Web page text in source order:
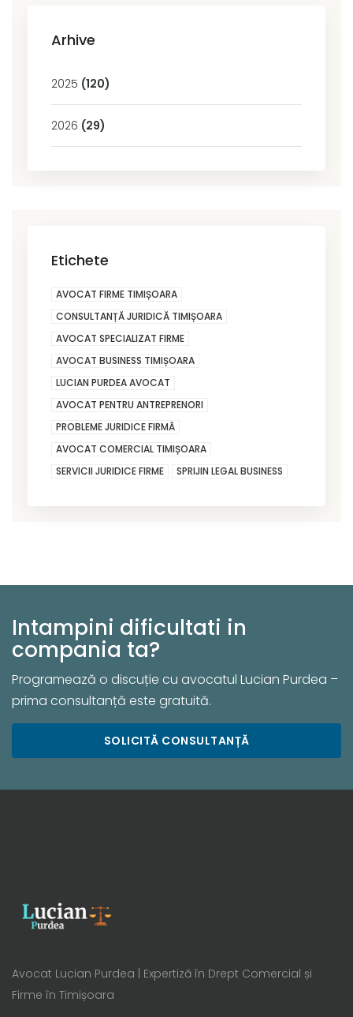
Arhive
2025 (120)
2026 (29)
Etichete
AVOCAT FIRME TIMIȘOARA
CONSULTANȚĂ JURIDICĂ TIMIȘOARA
AVOCAT SPECIALIZAT FIRME
AVOCAT BUSINESS TIMIȘOARA
LUCIAN PURDEA AVOCAT
AVOCAT PENTRU ANTREPRENORI
PROBLEME JURIDICE FIRMĂ
AVOCAT COMERCIAL TIMIȘOARA
SERVICII JURIDICE FIRME
SPRIJIN LEGAL BUSINESS
Intampini dificultati in
compania ta?
Programează o discuție cu avocatul Lucian Purdea –
prima consultanță este gratuită.
SOLICITĂ CONSULTANȚĂ
Avocat Lucian Purdea | Expertiză în Drept Comercial și
Firme în Timișoara